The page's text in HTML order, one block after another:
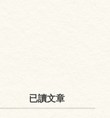
已讀文章